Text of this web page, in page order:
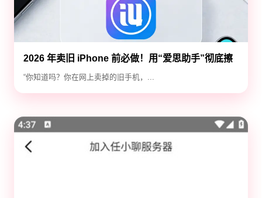
2026 年卖旧 iPhone 前必做！用“爱思助手”彻底擦
除隐私，防止数据泄露
“你知道吗？你在网上卖掉的旧手机，...